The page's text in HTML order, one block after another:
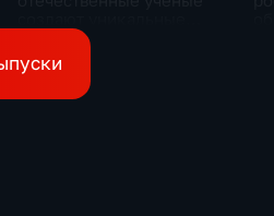
технологии будущего